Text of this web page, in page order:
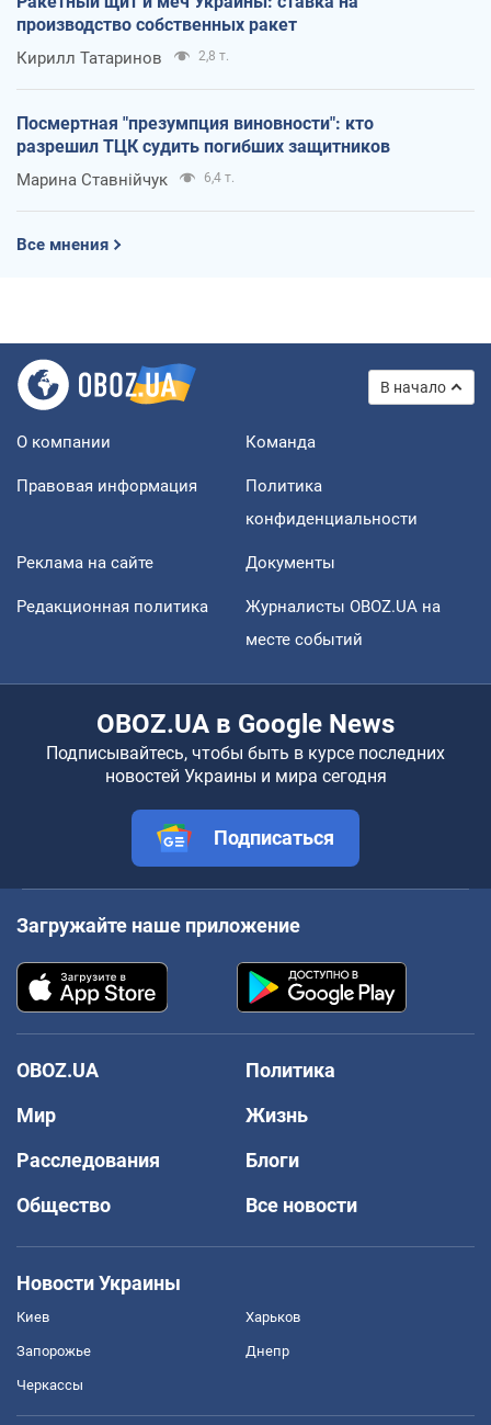
производство собственных ракет
Кирилл Татаринов 2,8 т.
Посмертная "презумпция виновности": кто
разрешил ТЦК судить погибших защитников
Марина Ставнійчук 6,4 т.
Все мнения
В начало
О компании Команда
Правовая информация
Политика
конфиденциальности
Реклама на сайте Документы
Редакционная политика
Журналисты OBOZ.UA на
месте событий
OBOZ.UA в Google News
Подписывайтесь, чтобы быть в курсе последних
новостей Украины и мира сегодня
Подписаться
Загружайте наше приложение
OBOZ.UA
Политика
Мир
Жизнь
Расследования
Блоги
Общество
Все новости
Новости Украины
Киев Харьков
Запорожье Днепр
Черкассы